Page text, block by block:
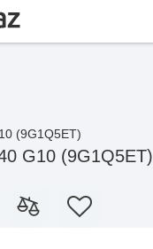
(9G1Q5ET)
G10 (9G1Q5ET)